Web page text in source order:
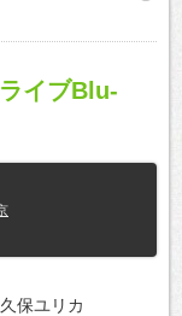
イブBlu-
保ユリカ